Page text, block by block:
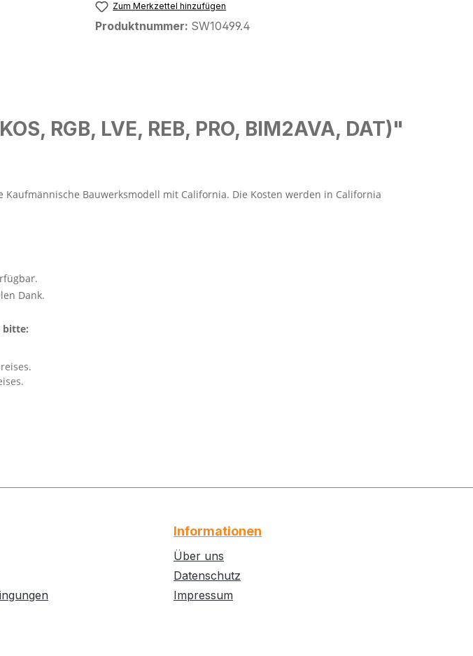
Zum Merkzettel hinzufügen
Produktnummer: SW10499.4
RGB, LVE, REB, PRO, BIM2AVA, DAT)"
Bauwerksmodell mit California. Die Kosten werden in California
Dank.
bitte:
Informationen
Über uns
Datenschutz
Impressum